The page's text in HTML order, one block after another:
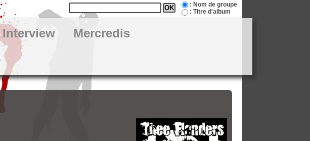
: Nom de groupe
: Titre d'album
Interview Mercredis